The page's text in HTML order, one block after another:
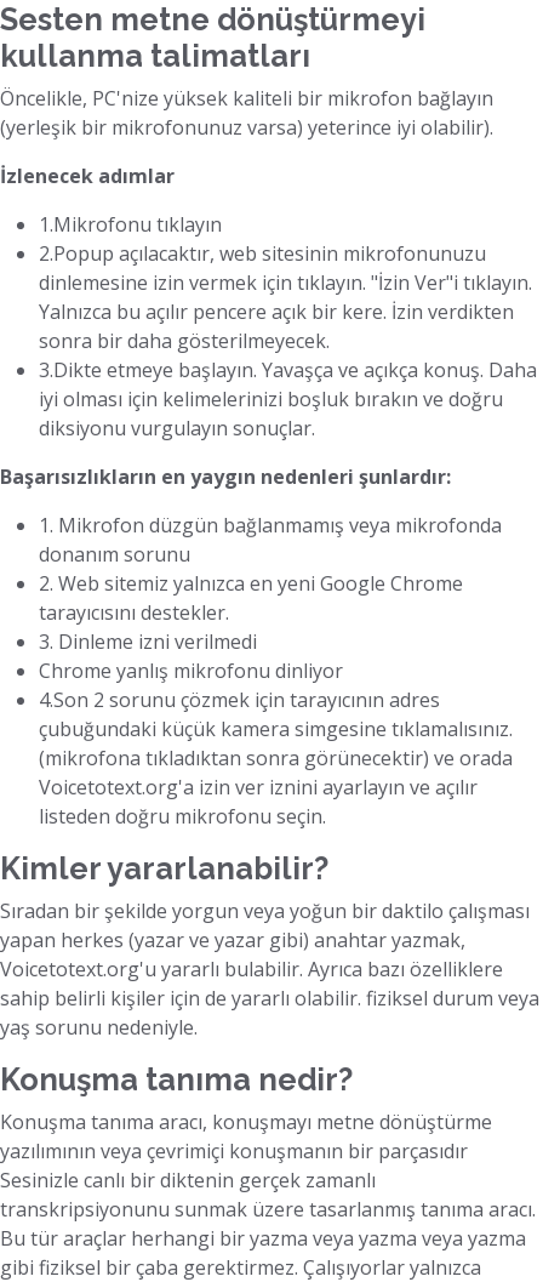
Sesten metne dönüştürmeyi
kullanma talimatları
Öncelikle, PC'nize yüksek kaliteli bir mikrofon bağlayın
(yerleşik bir mikrofonunuz varsa) yeterince iyi olabilir).
İzlenecek adımlar
1.Mikrofonu tıklayın
2.Popup açılacaktır, web sitesinin mikrofonunuzu
dinlemesine izin vermek için tıklayın. "İzin Ver"i tıklayın.
Yalnızca bu açılır pencere açık bir kere. İzin verdikten
sonra bir daha gösterilmeyecek.
3.Dikte etmeye başlayın. Yavaşça ve açıkça konuş. Daha
iyi olması için kelimelerinizi boşluk bırakın ve doğru
diksiyonu vurgulayın sonuçlar.
Başarısızlıkların en yaygın nedenleri şunlardır:
1. Mikrofon düzgün bağlanmamış veya mikrofonda
donanım sorunu
2. Web sitemiz yalnızca en yeni Google Chrome
tarayıcısını destekler.
3. Dinleme izni verilmedi
Chrome yanlış mikrofonu dinliyor
4.Son 2 sorunu çözmek için tarayıcının adres
çubuğundaki küçük kamera simgesine tıklamalısınız.
(mikrofona tıkladıktan sonra görünecektir) ve orada
Voicetotext.org'a izin ver iznini ayarlayın ve açılır
listeden doğru mikrofonu seçin.
Kimler yararlanabilir?
Sıradan bir şekilde yorgun veya yoğun bir daktilo çalışması
yapan herkes (yazar ve yazar gibi) anahtar yazmak,
Voicetotext.org'u yararlı bulabilir. Ayrıca bazı özelliklere
sahip belirli kişiler için de yararlı olabilir. fiziksel durum veya
yaş sorunu nedeniyle.
Konuşma tanıma nedir?
Konuşma tanıma aracı, konuşmayı metne dönüştürme
yazılımının veya çevrimiçi konuşmanın bir parçasıdır
Sesinizle canlı bir diktenin gerçek zamanlı
transkripsiyonunu sunmak üzere tasarlanmış tanıma aracı.
Bu tür araçlar herhangi bir yazma veya yazma veya yazma
gibi fiziksel bir çaba gerektirmez. Çalışıyorlar yalnızca